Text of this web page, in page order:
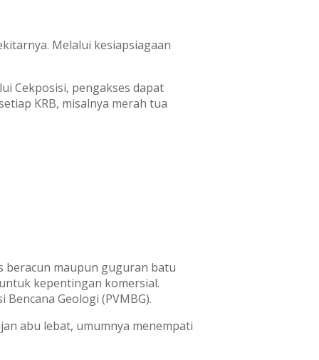
Melalui kesiapsiagaan
Cekposisi, pengakses dapat
KRB, misalnya merah tua
beracun maupun guguran batu
kepentingan komersial.
Geologi (PVMBG).
abu lebat, umumnya menempati